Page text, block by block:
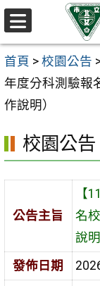
跳至主要內容區
首頁 > 校園公告
年度分科測驗報
作說明）
校園公告
公告主旨
【
名
說明
發佈日期
選
單